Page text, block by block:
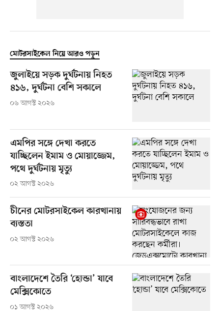
মোটরসাইকেল নিয়ে আরও পড়ুন
জুলাইয়ে সড়ক দুর্ঘটনায় নিহত
৪১৬, দুর্ঘটনা বেশি সকালে
০৬ আগস্ট ২০২৬
এমপির সঙ্গে দেখা করতে
যাচ্ছিলেন ইমাম ও মোয়াজ্জেম,
পথে দুর্ঘটনায় মৃত্যু
০২ আগস্ট ২০২৬
চীনের মোটরসাইকেল কারখানায়
ব্যস্ততা
০২ আগস্ট ২০২৬
বাংলাদেশে তৈরি ‘হোন্ডা’ যাবে
মেক্সিকোতে
০১ আগস্ট ২০২৬